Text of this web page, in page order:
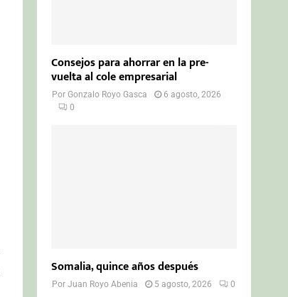
Consejos para ahorrar en la pre-
vuelta al cole empresarial
PorGonzalo Royo Gasca
6 agosto, 2026
0
Somalia, quince años después
PorJuan Royo Abenia 5 agosto, 2026 0